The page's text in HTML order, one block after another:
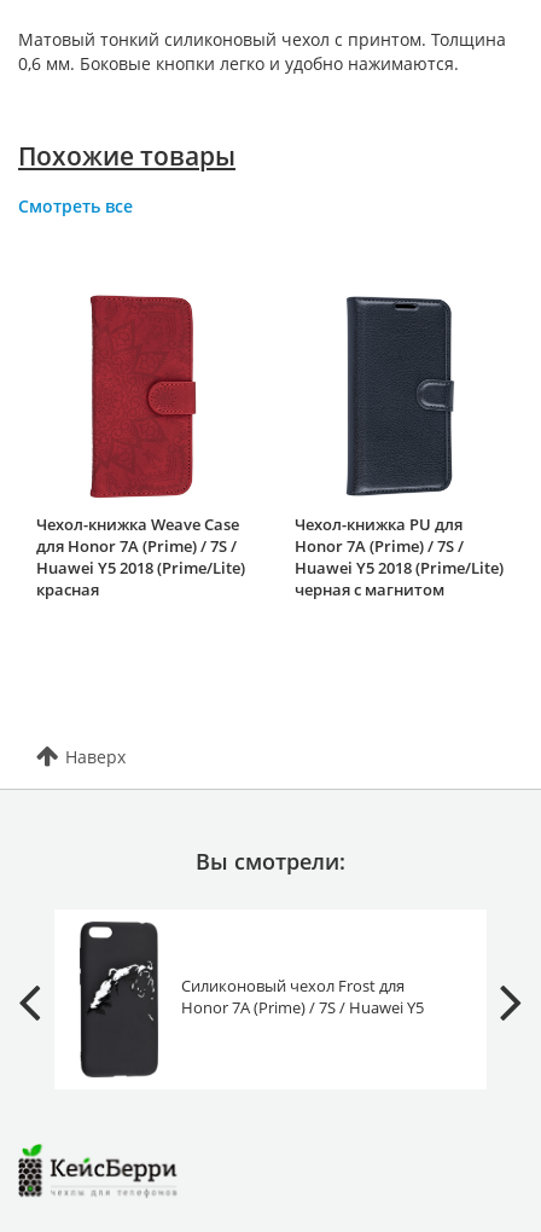
Матовый тонкий силиконовый чехол с принтом. Толщина
0,6 мм. Боковые кнопки легко и удобно нажимаются.
Похожие товары
Смотреть все
Чехол-книжка Weave Case
для Honor 7A (Prime) / 7S /
Huawei Y5 2018 (Prime/Lite)
красная
Чехол-книжка PU для
Honor 7A (Prime) / 7S /
Huawei Y5 2018 (Prime/Lite)
черная с магнитом
Наверх
Вы смотрели:
Силиконовый чехол Frost для
Honor 7A (Prime) / 7S / Huawei Y5